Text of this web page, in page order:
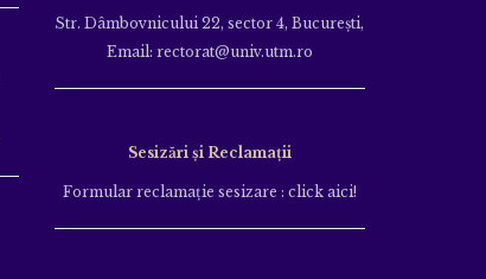
Str. Dâmbovnicului 22, sector 4, București,
Email: rectorat@univ.utm.ro
Sesizări și Reclamații
Formular reclamație sesizare : click aici!